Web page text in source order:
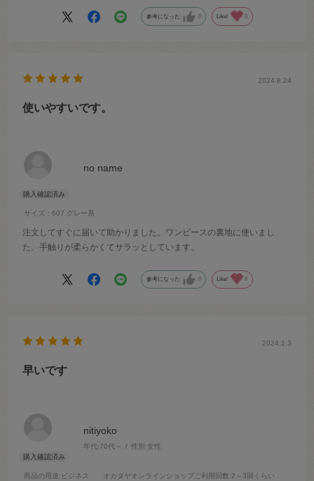
参考になった 0 Like! 0
no name
サイズ：607.グレー系
2024.8.24
使いやすいです。
注文してすぐに届いて助かりました。ワンピースの裏地に使いまし
た。手触りが柔らかくてサラッとしています。
参考になった 0 Like! 0
nitiyoko
年代:70代～ 性別:女性
商品の用途:ビジネス オカダヤオンラインショップご利用回数:2～3回くらい
2024.1.3
早いです